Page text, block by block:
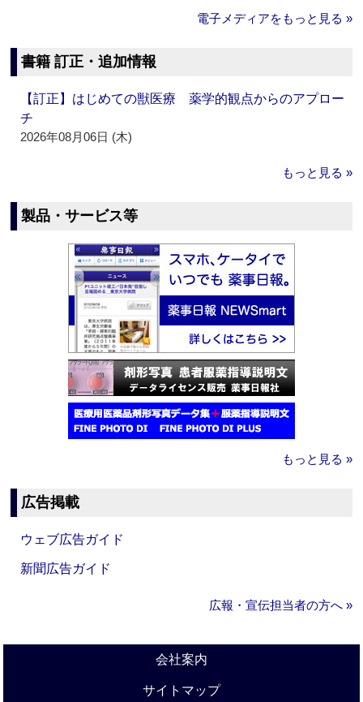
電子メディアをもっと見る »
書籍 訂正・追加情報
【訂正】はじめての獣医療 薬学的観点からのアプロー
チ
2026年08月06日 (木)
もっと見る »
製品・サービス等
もっと見る »
広告掲載
ウェブ広告ガイド
新聞広告ガイド
広報・宣伝担当者の方へ »
会社案内
サイトマップ